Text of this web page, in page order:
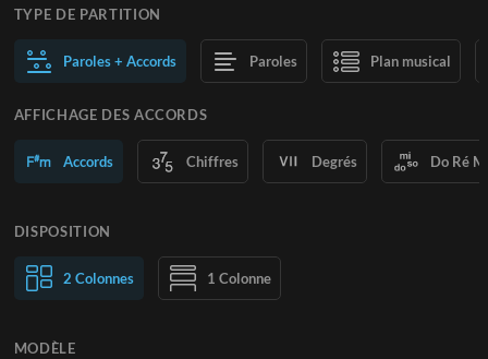
TYPE DE PARTITION
Paroles + Accords Paroles Plan musical
AFFICHAGE DES ACCORDS
Accords Chiffres Degrés Do Ré
DISPOSITION
2 Colonnes 1 Colonne
MODÈLE